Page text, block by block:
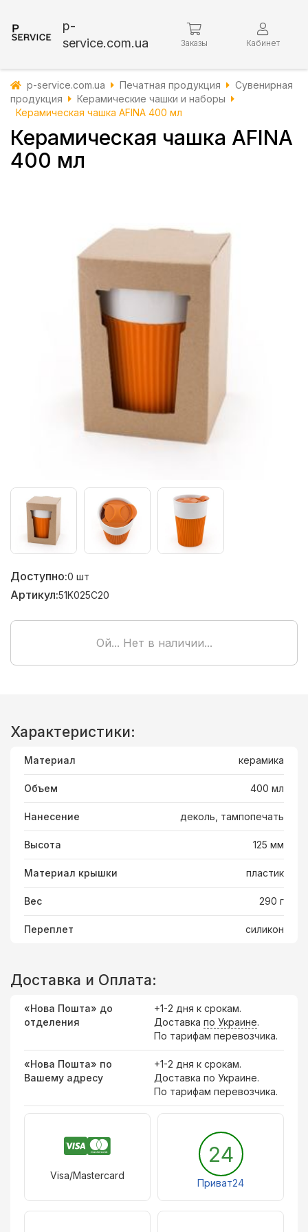
p-
service.com.ua
Заказы Кабинет
p-service.com.ua Печатная продукция
Сувенирная
продукция
Керамические чашки и наборы
Керамическая чашка AFINA 400 мл
Керамическая чашка AFINA
400 мл
Доступно:0 шт
Артикул:51K025C20
Ой... Нет в наличии...
Характеристики:
Материал керамика
Объем 400 мл
Нанесение деколь, тампопечать
Высота 125 мм
Материал крышки пластик
Вес 290 г
Переплет силикон
Доставка и Оплата:
«Нова Пошта» до
отделения
+1-2 дня к срокам.
Доставка по Украине.
По тарифам перевозчика.
«Нова Пошта» по
Вашему адресу
+1-2 дня к срокам.
Доставка по Украине.
По тарифам перевозчика.
Visa/Mastercard
24
Приват24